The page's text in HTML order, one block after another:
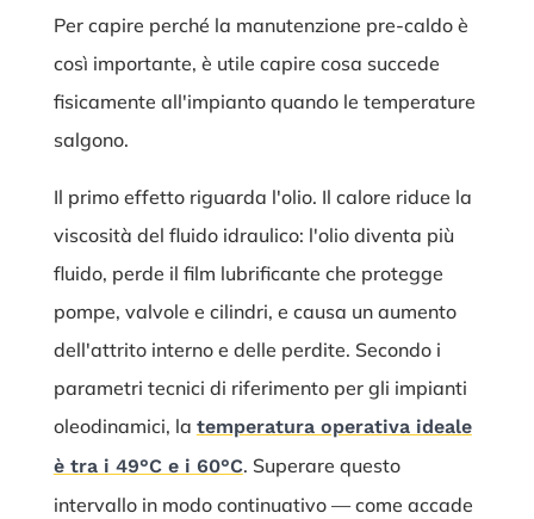
Per capire perché la manutenzione pre-caldo è
così importante, è utile capire cosa succede
fisicamente all'impianto quando le temperature
salgono.
Il primo effetto riguarda l'olio. Il calore riduce la
viscosità del fluido idraulico: l'olio diventa più
fluido, perde il film lubrificante che protegge
pompe, valvole e cilindri, e causa un aumento
dell'attrito interno e delle perdite. Secondo i
parametri tecnici di riferimento per gli impianti
oleodinamici, la temperatura operativa ideale
è tra i 49°C e i 60°C. Superare questo
intervallo in modo continuativo — come accade